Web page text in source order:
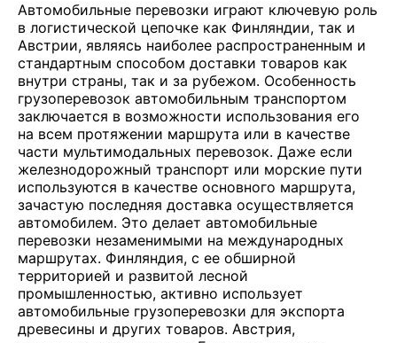
Автомобильные перевозки играют ключевую роль
в логистической цепочке как Финляндии, так и
Австрии, являясь наиболее распространенным и
стандартным способом доставки товаров как
внутри страны, так и за рубежом. Особенность
грузоперевозок автомобильным транспортом
заключается в возможности использования его
на всем протяжении маршрута или в качестве
части мультимодальных перевозок. Даже если
железнодорожный транспорт или морские пути
используются в качестве основного маршрута,
зачастую последняя доставка осуществляется
автомобилем. Это делает автомобильные
перевозки незаменимыми на международных
маршрутах. Финляндия, с ее обширной
территорией и развитой лесной
промышленностью, активно использует
автомобильные грузоперевозки для экспорта
древесины и других товаров. Австрия,